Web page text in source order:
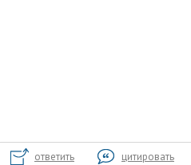
ответить цитировать